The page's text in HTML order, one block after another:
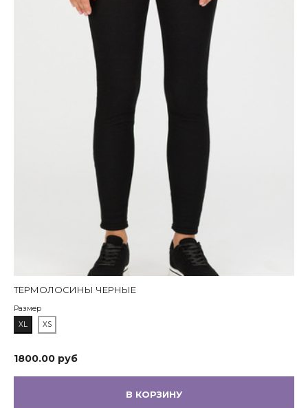
ТЕРМОЛОСИНЫ ЧЕРНЫЕ
Размер
XL
XS
1800.00 руб
В КОРЗИНУ